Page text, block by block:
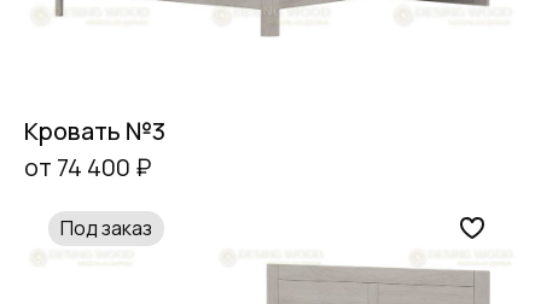
Кровать №3
от 74 400 ₽
Под заказ